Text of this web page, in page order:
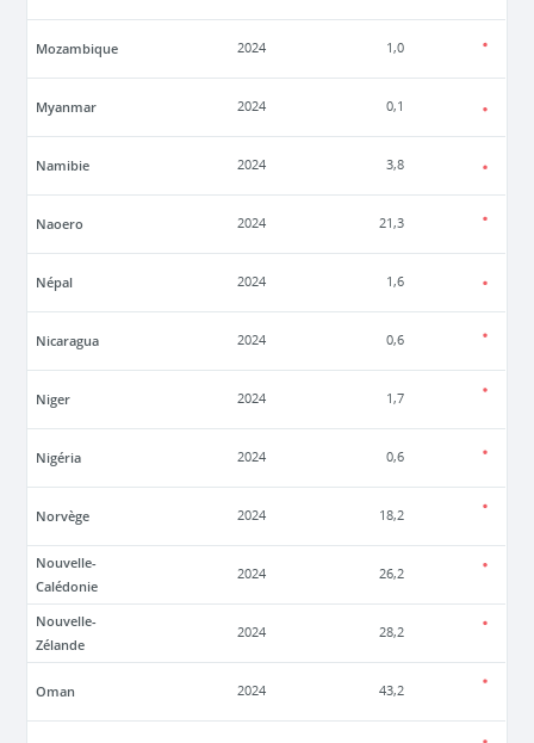
Mozambique 2024 1,0
Myanmar 2024 0,1
Namibie 2024 3,8
Naoero 2024 21,3
Népal 2024 1,6
Nicaragua 2024 0,6
Niger 2024 1,7
Nigéria 2024 0,6
Norvège 2024 18,2
Nouvelle-
Calédonie
2024 26,2
Nouvelle-
Zélande
2024 28,2
Oman 2024 43,2